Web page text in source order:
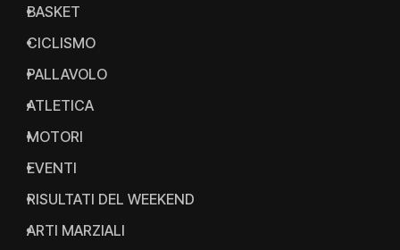
BASKET
CICLISMO
PALLAVOLO
ATLETICA
MOTORI
EVENTI
RISULTATI DEL WEEKEND
ARTI MARZIALI